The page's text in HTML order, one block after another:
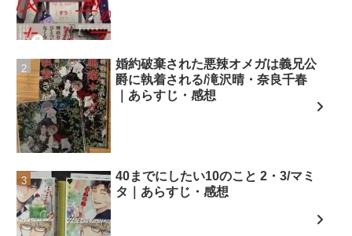
婚約破棄された悪辣オメガは義兄公
爵に執着される/滝沢晴・奈良千春
｜あらすじ・感想
40までにしたい10のこと 2・3/マミ
タ｜あらすじ・感想